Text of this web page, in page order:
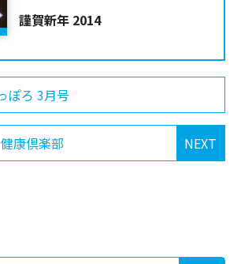
謹賀新年 2014
ぽろ 3月号
NEXT
康倶楽部